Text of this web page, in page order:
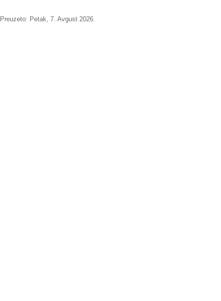
Preuzeto: Petak, 7. Avgust 2026.